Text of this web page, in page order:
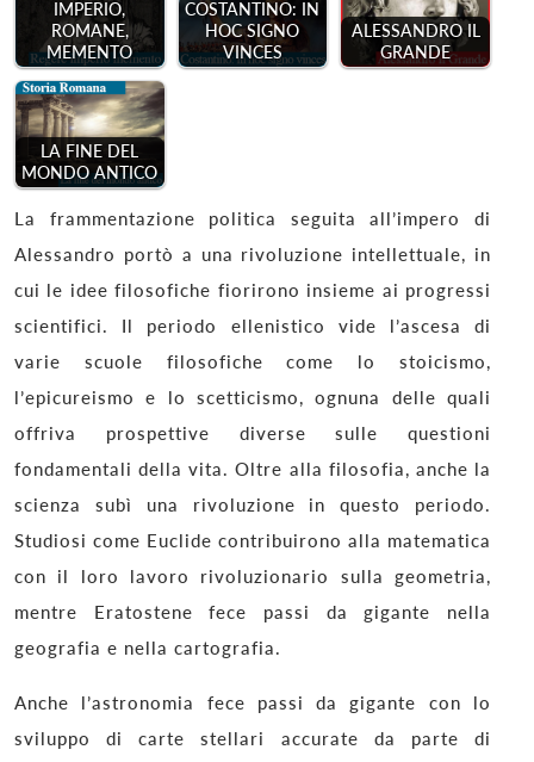
IMPERIO,
ROMANE,
MEMENTO
COSTANTINO: IN
HOC SIGNO
VINCES
ALESSANDRO IL
GRANDE
LA FINE DEL
MONDO ANTICO
La frammentazione politica seguita all’impero di
Alessandro portò a una rivoluzione intellettuale, in
cui le idee filosofiche fiorirono insieme ai progressi
scientifici. Il periodo ellenistico vide l’ascesa di
varie scuole filosofiche come lo stoicismo,
l’epicureismo e lo scetticismo, ognuna delle quali
offriva prospettive diverse sulle questioni
fondamentali della vita. Oltre alla filosofia, anche la
scienza subì una rivoluzione in questo periodo.
Studiosi come Euclide contribuirono alla matematica
con il loro lavoro rivoluzionario sulla geometria,
mentre Eratostene fece passi da gigante nella
geografia e nella cartografia.
Anche l’astronomia fece passi da gigante con lo
sviluppo di carte stellari accurate da parte di